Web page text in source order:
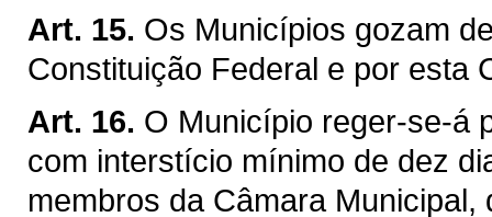
Art. 15. Os Municípios gozam
Constituição Federal e por esta
Art. 16. O Município reger-se-á
com interstício mínimo de dez
membros da Câmara